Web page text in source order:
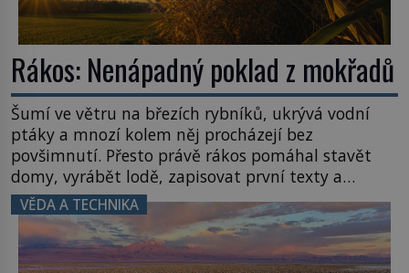
Rákos: Nenápadný poklad z mokřadů
Šumí ve větru na březích rybníků, ukrývá vodní
ptáky a mnozí kolem něj procházejí bez
povšimnutí. Přesto právě rákos pomáhal stavět
domy, vyrábět lodě, zapisovat první texty a
inspiroval řadu pověstí. Tato skromná, ale
užitečná rostlina provází člověka už tisíce let.
Většina lidí vnímá rákos jen jako obyčejnou kulisu
letního koupání. Stačí se však podívat […]
VĚDA A TECHNIKA